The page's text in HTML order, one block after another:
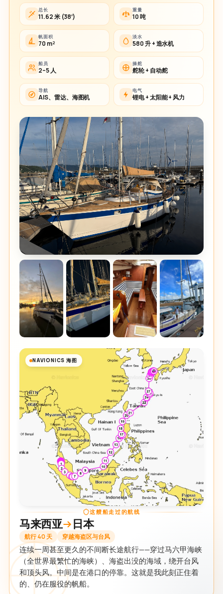
总长
11.62 米 (38′)
重量
10 吨
帆面积
70 m²
淡水
580 升 + 造水机
船员
2–5 人
操舵
舵轮 + 自动舵
导航
AIS、雷达、海图机
电气
锂电 + 太阳能 + 风力
NAVIONICS 海图
这艘船走过的航线
马来西亚 日本
航行 40 天 穿越海盗区与台风
连续一周甚至更久的不间断长途航行——穿过马六甲海峡
（全世界最繁忙的海峡）、海盗出没的海域，绕开台风
和顶头风。中间是在港口的停靠。这就是我此刻正住着
的、仍在服役的帆船。